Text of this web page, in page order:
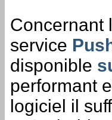
Concernant
service
disponible
performant
logiciel il